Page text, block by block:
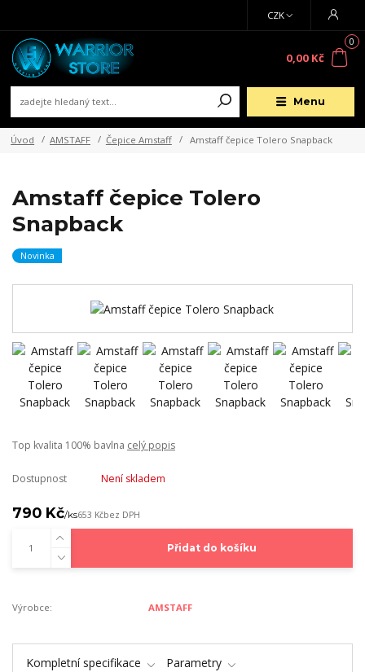
Menu
CZK
0
0,00 Kč
Úvod AMSTAFF Čepice Amstaff Amstaff čepice Tolero Snapback
Amstaff čepice Tolero
Snapback
Novinka
Top kvalita 100% bavlna celý popis
Dostupnost Není skladem
790 Kč/ks653 Kčbez DPH
Přidat do košíku
Výrobce: AMSTAFF
Kompletní specifikace Parametry